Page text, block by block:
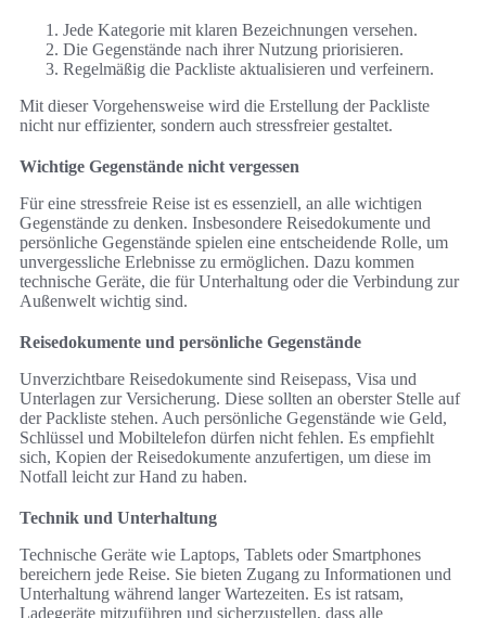
Jede Kategorie mit klaren Bezeichnungen versehen.
Die Gegenstände nach ihrer Nutzung priorisieren.
Regelmäßig die Packliste aktualisieren und verfeinern.
Mit dieser Vorgehensweise wird die Erstellung der Packliste
nicht nur effizienter, sondern auch stressfreier gestaltet.
Wichtige Gegenstände nicht vergessen
Für eine stressfreie Reise ist es essenziell, an alle wichtigen
Gegenstände zu denken. Insbesondere Reisedokumente und
persönliche Gegenstände spielen eine entscheidende Rolle, um
unvergessliche Erlebnisse zu ermöglichen. Dazu kommen
technische Geräte, die für Unterhaltung oder die Verbindung zur
Außenwelt wichtig sind.
Reisedokumente und persönliche Gegenstände
Unverzichtbare Reisedokumente sind Reisepass, Visa und
Unterlagen zur Versicherung. Diese sollten an oberster Stelle auf
der Packliste stehen. Auch persönliche Gegenstände wie Geld,
Schlüssel und Mobiltelefon dürfen nicht fehlen. Es empfiehlt
sich, Kopien der Reisedokumente anzufertigen, um diese im
Notfall leicht zur Hand zu haben.
Technik und Unterhaltung
Technische Geräte wie Laptops, Tablets oder Smartphones
bereichern jede Reise. Sie bieten Zugang zu Informationen und
Unterhaltung während langer Wartezeiten. Es ist ratsam,
Ladegeräte mitzuführen und sicherzustellen, dass alle